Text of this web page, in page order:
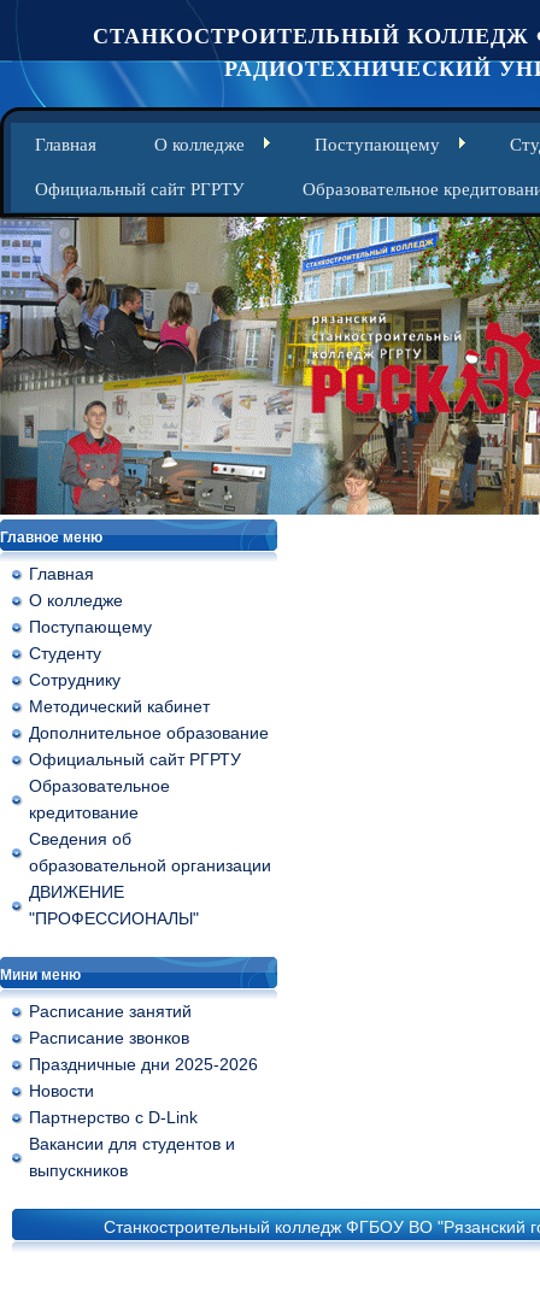
СТАНКОСТРОИТЕЛЬНЫЙ КОЛЛЕДЖ
РАДИОТЕХНИЧЕСКИЙ
Главная О колледже Поступающему
Официальный сайт РГРТУ Образовательное
Главное меню
Главная
О колледже
Поступающему
Студенту
Сотруднику
Методический кабинет
Дополнительное образование
Официальный сайт РГРТУ
Образовательное
кредитование
Сведения об
образовательной организации
ДВИЖЕНИЕ
"ПРОФЕССИОНАЛЫ"
Мини меню
Расписание занятий
Расписание звонков
Праздничные дни 2025-2026
Новости
Партнерство с D-Link
Вакансии для студентов и
выпускников
Станкостроительный колледж ФГБОУ ВО "Рязанский